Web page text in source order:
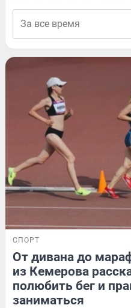
СПОРТ
От дивана до
из Кемерова
полюбить бег и
заниматься